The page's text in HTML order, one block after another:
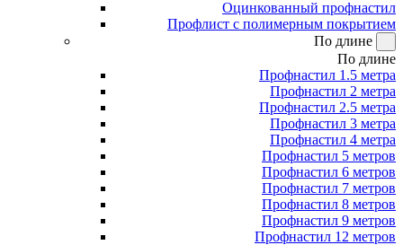
Оцинкованный профнастил
Профлист с полимерным покрытием
По длине
По длине
Профнастил 1.5 метра
Профнастил 2 метра
Профнастил 2.5 метра
Профнастил 3 метра
Профнастил 4 метра
Профнастил 5 метров
Профнастил 6 метров
Профнастил 7 метров
Профнастил 8 метров
Профнастил 9 метров
Профнастил 12 метров